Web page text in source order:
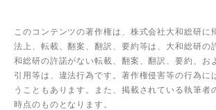
このコンテンツの著作権は、株式会社大和総研に
法上、転載、翻案、翻訳、要約等は、大和総研の
和総研の許諾がない転載、翻案、翻訳、要約、お
引用等は、違法行為です。著作権侵害等の行為に
うこともあります。また、掲載されている執筆者
時点のものとなります。